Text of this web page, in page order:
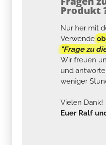
Produkt
Nur her mit
Verwende
"Frage zu
Wir freuen
und
weniger
Vielen Dank!
Euer Ralf